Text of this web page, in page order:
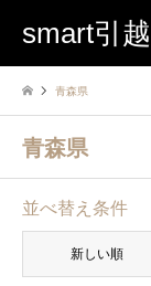
smart引
青森県
青森県
並べ替え条件
新しい順